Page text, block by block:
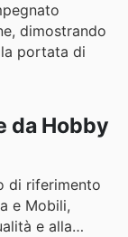
dimostrando
portata di
da Hobby
di riferimento
e Mobili,
e alla